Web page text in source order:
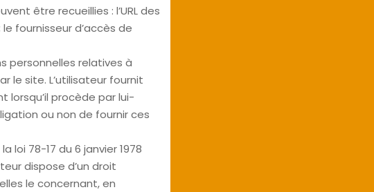
être recueillies : l’URL des
fournisseur d’accès de
personnelles relatives à
le site. L’utilisateur fournit
procède par lui-
ou non de fournir ces
loi 78-17 du 6 janvier 1978
dispose d’un droit
le concernant, en